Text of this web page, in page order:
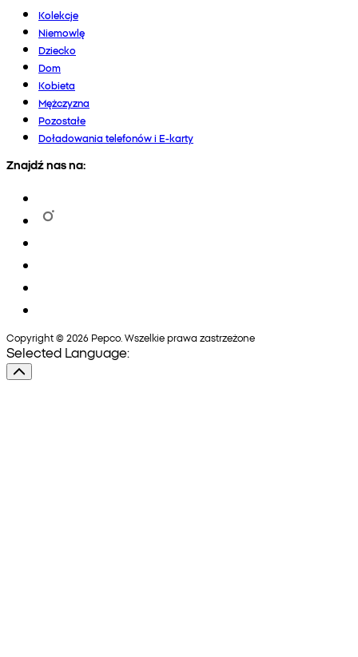
Kolekcje
Niemowlę
Dziecko
Dom
Kobieta
Mężczyzna
Pozostałe
Doładowania telefonów i E-karty
Znajdź nas na:
Copyright © 2026 Pepco. Wszelkie prawa zastrzeżone
Selected Language: